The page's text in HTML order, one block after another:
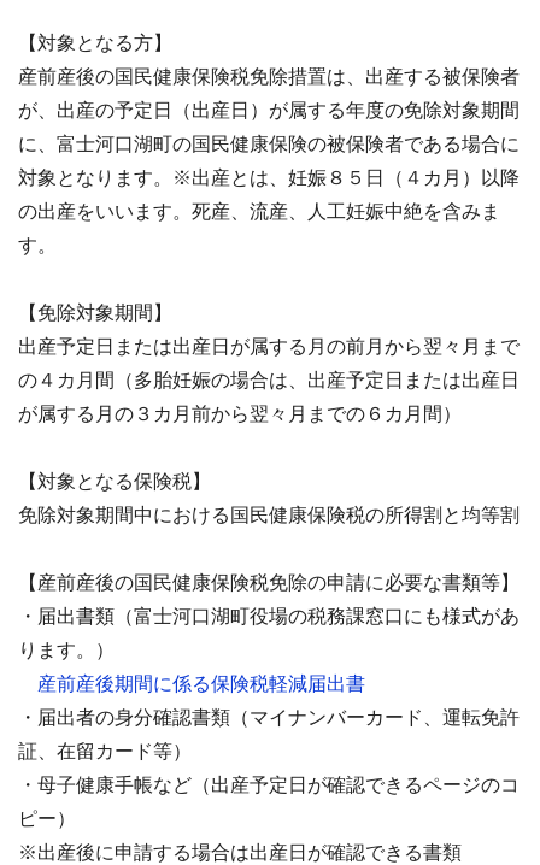
【対象となる方】
産前産後の国民健康保険税免除措置は、出産する被保険者
が、出産の予定日（出産日）が属する年度の免除対象期間
に、富士河口湖町の国民健康保険の被保険者である場合に
対象となります。
※出産とは、妊娠８５日（４カ月）以降
の出産をいいます。死産、流産、人工妊娠中絶を含みま
す。
【免除対象期間】
出産予定日または出産日が属する月の前月から翌々月まで
の４カ月間（多胎妊娠の場合は、出産予定日または出産日
が属する月の３カ月前から翌々月までの６カ月間）
【対象となる保険税】
免除対象期間中における国民健康保険税の所得割と均等割
【産前産後の国民健康保険税免除の申請に必要な書類等】
・届出書類（富士河口湖町役場の税務課窓口にも様式があ
ります。）
産前産後期間に係る保険税軽減届出書
・届出者の身分確認書類（マイナンバーカード、運転免許
証、在留カード等）
・母子健康手帳など（出産予定日が確認できるページのコ
ピー）
※出産後に申請する場合は出産日が確認できる書類